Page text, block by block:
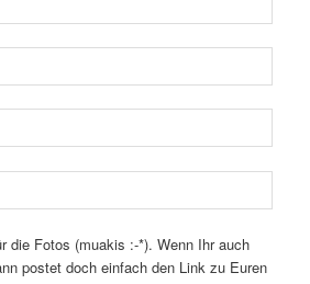
die Fotos (muakis :-*). Wenn Ihr auch
postet doch einfach den Link zu Euren